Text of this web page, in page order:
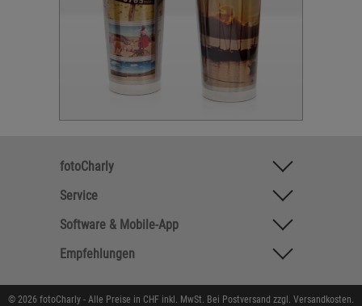
fotoCharly
Service
Software & Mobile-App
Empfehlungen
© 2026 fotoCharly - Alle Preise in CHF inkl. MwSt. Bei Postversand zzgl. Versandkosten.